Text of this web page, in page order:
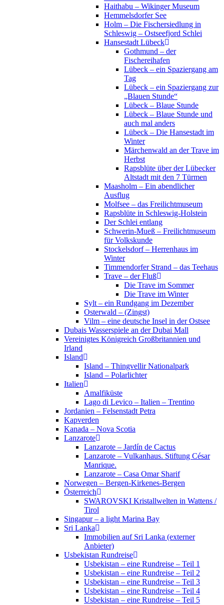
Haithabu – Wikinger Museum
Hemmelsdorfer See
Holm – Die Fischersiedlung in
Schleswig – Ostseefjord Schlei
Hansestadt Lübeck
Gothmund – der
Fischereihafen
Lübeck – ein Spaziergang am
Tag
Lübeck – ein Spaziergang zur
„Blauen Stunde“
Lübeck – Blaue Stunde
Lübeck – Blaue Stunde und
auch mal anders
Lübeck – Die Hansestadt im
Winter
Märchenwald an der Trave im
Herbst
Rapsblüte über der Lübecker
Altstadt mit den 7 Türmen
Maasholm – Ein abendlicher
Ausflug
Molfsee – das Freilichtmuseum
Rapsblüte in Schleswig-Holstein
Der Schlei entlang
Schwerin-Mueß – Freilichtmuseum
für Volkskunde
Stockelsdorf – Herrenhaus im
Winter
Timmendorfer Strand – das Teehaus
Trave – der Fluß
Die Trave im Sommer
Die Trave im Winter
Sylt – ein Rundgang im Dezember
Osterwald – (Zingst)
Vilm – eine deutsche Insel in der Ostsee
Dubais Wasserspiele an der Dubai Mall
Vereinigtes Königreich Großbritannien und
Irland
Island
Island – Thingvellir Nationalpark
Island – Polarlichter
Italien
Amalfiküste
Lago di Levico – Italien – Trentino
Jordanien – Felsenstadt Petra
Kapverden
Kanada – Nova Scotia
Lanzarote
Lanzarote – Jardín de Cactus
Lanzarote – Vulkanhaus. Stiftung César
Manrique.
Lanzarote – Casa Omar Sharif
Norwegen – Bergen-Kirkenes-Bergen
Österreich
SWAROVSKI Kristallwelten in Wattens /
Tirol
Singapur – a light Marina Bay
Sri Lanka
Immobilien auf Sri Lanka (externer
Anbieter)
Usbekistan Rundreise
Usbekistan – eine Rundreise – Teil 1
Usbekistan – eine Rundreise – Teil 2
Usbekistan – eine Rundreise – Teil 3
Usbekistan – eine Rundreise – Teil 4
Usbekistan – eine Rundreise – Teil 5